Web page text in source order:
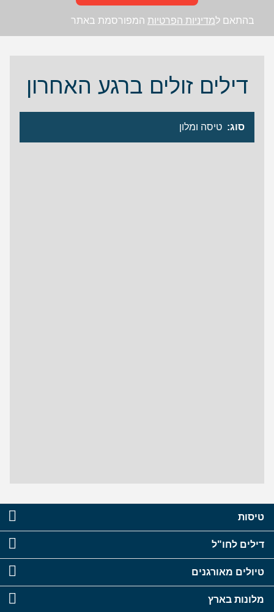
בהתאם למדיניות הפרטיות המפורסמת באתר
דילים זולים ברגע האחרון
סוג
טיסות
דילים לחו"ל
טיולים מאורגנים
מלונות בארץ